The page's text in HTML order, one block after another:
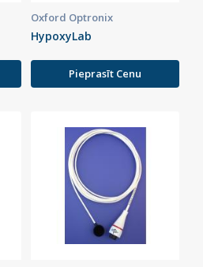
Oxford Optronix
HypoxyLab
Pieprasīt Cenu